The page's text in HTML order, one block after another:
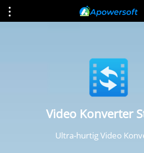
Video Konverter
Ultra-hurtig Video